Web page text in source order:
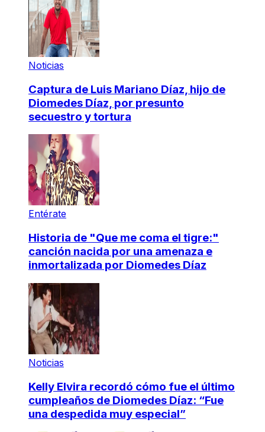
Noticias
Captura de Luis Mariano Díaz, hijo de
Diomedes Díaz, por presunto
secuestro y tortura
Entérate
Historia de "Que me coma el tigre:"
canción nacida por una amenaza e
inmortalizada por Diomedes Díaz
Noticias
Kelly Elvira recordó cómo fue el último
cumpleaños de Diomedes Díaz: “Fue
una despedida muy especial”